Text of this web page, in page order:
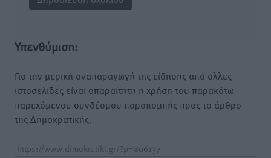
Υπενθύμιση:
Για την μερική αναπαραγωγή της είδησης από άλλες
ιστοσελίδες είναι απαραίτητη η χρήση του παρακάτω
παρεχόμενου συνδέσμου παραπομπής προς το άρθρο
της Δημοκρατικής.